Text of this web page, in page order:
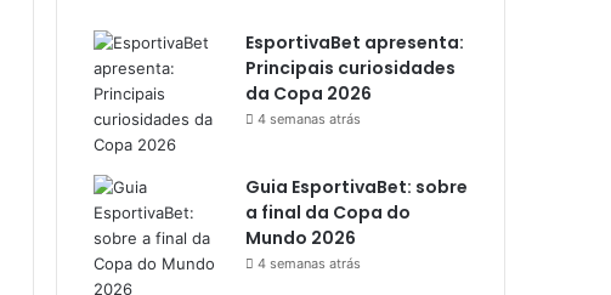
EsportivaBet apresenta:
Principais curiosidades
da Copa 2026
4 semanas atrás
Guia EsportivaBet: sobre
a final da Copa do
Mundo 2026
4 semanas atrás